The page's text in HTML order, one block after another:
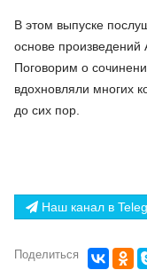
В этом выпуске
основе произведений
Поговорим о
вдохновляли многих
до сих пор.
Наш канал в
Поделиться